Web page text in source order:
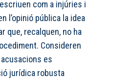
com a injúries i
l’opinió pública la idea
que, recalquen, no ha
Consideren
es
jurídica robusta